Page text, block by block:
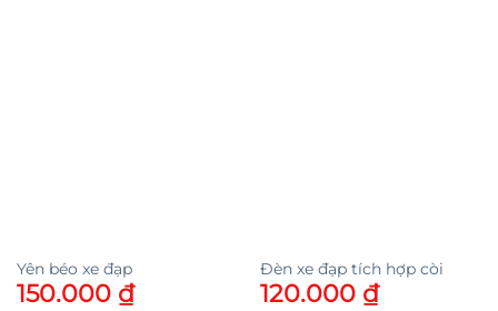
Yên béo xe đạp
150.000 ₫
Đèn xe đạp tích hợp còi
120.000 ₫